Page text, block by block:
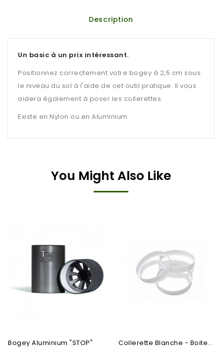
Description
Un basic à un prix intéressant.
Positionnez correctement votre bogey à 2,5 cm sous
le niveau du sol à l'aide de cet outil pratique. Il vous
aidera également à poser les collerettes.
Existe en Nylon ou en Aluminium.
You Might Also Like
Bogey Aluminium "STOP" Collerette Blanche - Boite...